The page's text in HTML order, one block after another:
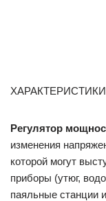
ХАРАКТЕРИСТИКИ
Регулятор
изменения
которой могут
приборы (утюг,
паяльные станции